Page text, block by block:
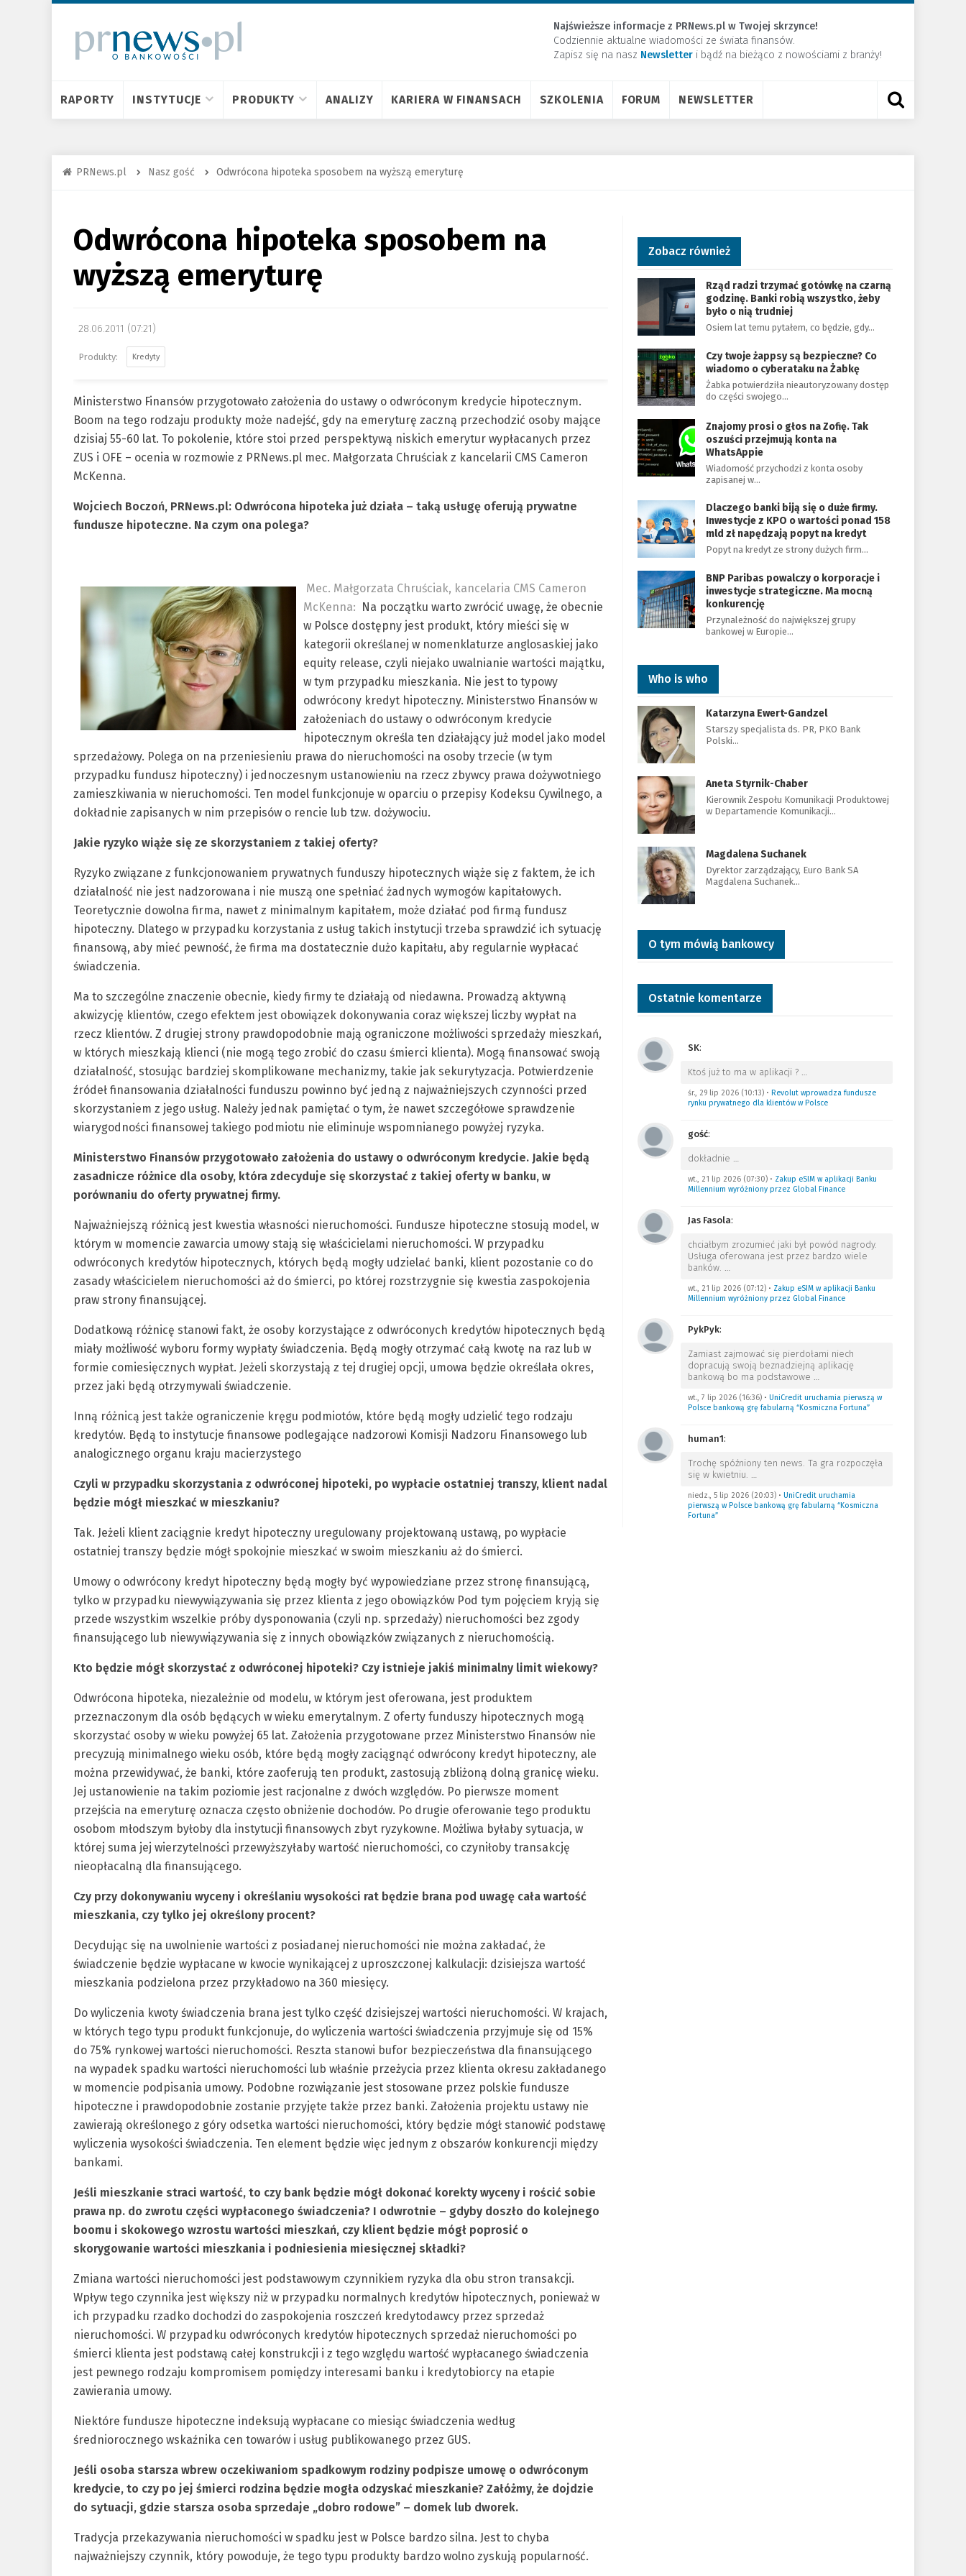
Najświeższe informacje z PRNews.pl w Twojej skrzynce!
Codziennie aktualne wiadomości ze świata finansów.
Zapisz się na nasz Newsletter ​i bądź na bieżąco z nowościami z branży!
RAPORTY INSTYTUCJE PRODUKTY ANALIZY KARIERA W FINANSACH SZKOLENIA FORUM NEWSLETTER
PRNews.pl Nasz gość Odwrócona hipoteka sposobem na wyższą emeryturę
Odwrócona hipoteka sposobem na
wyższą emeryturę
28.06.2011 (07:21)
Kredyty
Ministerstwo Finansów przygotowało założenia do ustawy o odwróconym kredycie hipotecznym.
Boom na tego rodzaju produkty może nadejść, gdy na emeryturę zaczną przechodzić osoby mające
dzisiaj 55-60 lat. To pokolenie, które stoi przed perspektywą niskich emerytur wypłacanych przez
ZUS i OFE – ocenia w rozmowie z PRNews.pl mec. Małgorzata Chruściak z kancelarii CMS Cameron
McKenna.
Wojciech Boczoń, PRNews.pl: Odwrócona hipoteka już działa – taką usługę oferują prywatne
fundusze hipoteczne. Na czym ona polega?
Mec. Małgorzata Chruściak, kancelaria CMS Cameron
McKenna: Na początku warto zwrócić uwagę, że obecnie
w Polsce dostępny jest produkt, który mieści się w
kategorii określanej w nomenklaturze anglosaskiej jako
equity release, czyli niejako uwalnianie wartości majątku,
w tym przypadku mieszkania. Nie jest to typowy
odwrócony kredyt hipoteczny. Ministerstwo Finansów w
założeniach do ustawy o odwróconym kredycie
hipotecznym określa ten działający już model jako model
sprzedażowy. Polega on na przeniesieniu prawa do nieruchomości na osoby trzecie (w tym
przypadku fundusz hipoteczny) i jednoczesnym ustanowieniu na rzecz zbywcy prawa dożywotniego
zamieszkiwania w nieruchomości. Ten model funkcjonuje w oparciu o przepisy Kodeksu Cywilnego, a
dokładnie zapisanych w nim przepisów o rencie lub tzw. dożywociu.
Jakie ryzyko wiąże się ze skorzystaniem z takiej oferty?
Ryzyko związane z funkcjonowaniem prywatnych funduszy hipotecznych wiąże się z faktem, że ich
działalność nie jest nadzorowana i nie muszą one spełniać żadnych wymogów kapitałowych.
Teoretycznie dowolna firma, nawet z minimalnym kapitałem, może działać pod firmą fundusz
hipoteczny. Dlatego w przypadku korzystania z usług takich instytucji trzeba sprawdzić ich sytuację
finansową, aby mieć pewność, że firma ma dostatecznie dużo kapitału, aby regularnie wypłacać
świadczenia.
Ma to szczególne znaczenie obecnie, kiedy firmy te działają od niedawna. Prowadzą aktywną
akwizycję klientów, czego efektem jest obowiązek dokonywania coraz większej liczby wypłat na
rzecz klientów. Z drugiej strony prawdopodobnie mają ograniczone możliwości sprzedaży mieszkań,
w których mieszkają klienci (nie mogą tego zrobić do czasu śmierci klienta). Mogą finansować swoją
działalność, stosując bardziej skomplikowane mechanizmy, takie jak sekurytyzacja. Potwierdzenie
źródeł finansowania działalności funduszu powinno być jedną z najważniejszych czynności przed
skorzystaniem z jego usług. Należy jednak pamiętać o tym, że nawet szczegółowe sprawdzenie
wiarygodności finansowej takiego podmiotu nie eliminuje wspomnianego powyżej ryzyka.
Ministerstwo Finansów przygotowało założenia do ustawy o odwróconym kredycie. Jakie będą
zasadnicze różnice dla osoby, która zdecyduje się skorzystać z takiej oferty w banku, w
porównaniu do oferty prywatnej firmy.
Najważniejszą różnicą jest kwestia własności nieruchomości. Fundusze hipoteczne stosują model, w
którym w momencie zawarcia umowy stają się właścicielami nieruchomości. W przypadku
odwróconych kredytów hipotecznych, których będą mogły udzielać banki, klient pozostanie co do
zasady właścicielem nieruchomości aż do śmierci, po której rozstrzygnie się kwestia zaspokojenia
praw strony finansującej.
Dodatkową różnicę stanowi fakt, że osoby korzystające z odwróconych kredytów hipotecznych będą
miały możliwość wyboru formy wypłaty świadczenia. Będą mogły otrzymać całą kwotę na raz lub w
formie comiesięcznych wypłat. Jeżeli skorzystają z tej drugiej opcji, umowa będzie określała okres,
przez jaki będą otrzymywali świadczenie.
Inną różnicą jest także ograniczenie kręgu podmiotów, które będą mogły udzielić tego rodzaju
kredytów. Będą to instytucje finansowe podlegające nadzorowi Komisji Nadzoru Finansowego lub
analogicznego organu kraju macierzystego
Czyli w przypadku skorzystania z odwróconej hipoteki, po wypłacie ostatniej transzy, klient nadal
będzie mógł mieszkać w mieszkaniu?
Tak. Jeżeli klient zaciągnie kredyt hipoteczny uregulowany projektowaną ustawą, po wypłacie
ostatniej transzy będzie mógł spokojnie mieszkać w swoim mieszkaniu aż do śmierci.
Umowy o odwrócony kredyt hipoteczny będą mogły być wypowiedziane przez stronę finansującą,
tylko w przypadku niewywiązywania się przez klienta z jego obowiązków Pod tym pojęciem kryją się
przede wszystkim wszelkie próby dysponowania (czyli np. sprzedaży) nieruchomości bez zgody
finansującego lub niewywiązywania się z innych obowiązków związanych z nieruchomością.
Kto będzie mógł skorzystać z odwróconej hipoteki? Czy istnieje jakiś minimalny limit wiekowy?
Odwrócona hipoteka, niezależnie od modelu, w którym jest oferowana, jest produktem
przeznaczonym dla osób będących w wieku emerytalnym. Z oferty funduszy hipotecznych mogą
skorzystać osoby w wieku powyżej 65 lat. Założenia przygotowane przez Ministerstwo Finansów nie
precyzują minimalnego wieku osób, które będą mogły zaciągnąć odwrócony kredyt hipoteczny, ale
można przewidywać, że banki, które zaoferują ten produkt, zastosują zbliżoną dolną granicę wieku.
Jej ustanowienie na takim poziomie jest racjonalne z dwóch względów. Po pierwsze moment
przejścia na emeryturę oznacza często obniżenie dochodów. Po drugie oferowanie tego produktu
osobom młodszym byłoby dla instytucji finansowych zbyt ryzykowne. Możliwa byłaby sytuacja, w
której suma jej wierzytelności przewyższyłaby wartość nieruchomości, co czyniłoby transakcję
nieopłacalną dla finansującego.
Czy przy dokonywaniu wyceny i określaniu wysokości rat będzie brana pod uwagę cała wartość
mieszkania, czy tylko jej określony procent?
Decydując się na uwolnienie wartości z posiadanej nieruchomości nie można zakładać, że
świadczenie będzie wypłacane w kwocie wynikającej z uproszczonej kalkulacji: dzisiejsza wartość
mieszkania podzielona przez przykładowo na 360 miesięcy.
Do wyliczenia kwoty świadczenia brana jest tylko część dzisiejszej wartości nieruchomości. W krajach,
w których tego typu produkt funkcjonuje, do wyliczenia wartości świadczenia przyjmuje się od 15%
do 75% rynkowej wartości nieruchomości. Reszta stanowi bufor bezpieczeństwa dla finansującego
na wypadek spadku wartości nieruchomości lub właśnie przeżycia przez klienta okresu zakładanego
w momencie podpisania umowy. Podobne rozwiązanie jest stosowane przez polskie fundusze
hipoteczne i prawdopodobnie zostanie przyjęte także przez banki. Założenia projektu ustawy nie
zawierają określonego z góry odsetka wartości nieruchomości, który będzie mógł stanowić podstawę
wyliczenia wysokości świadczenia. Ten element będzie więc jednym z obszarów konkurencji między
bankami.
Jeśli mieszkanie straci wartość, to czy bank będzie mógł dokonać korekty wyceny i rościć sobie
prawa np. do zwrotu części wypłaconego świadczenia? I odwrotnie – gdyby doszło do kolejnego
boomu i skokowego wzrostu wartości mieszkań, czy klient będzie mógł poprosić o
skorygowanie wartości mieszkania i podniesienia miesięcznej składki?
Zmiana wartości nieruchomości jest podstawowym czynnikiem ryzyka dla obu stron transakcji.
Wpływ tego czynnika jest większy niż w przypadku normalnych kredytów hipotecznych, ponieważ w
ich przypadku rzadko dochodzi do zaspokojenia roszczeń kredytodawcy przez sprzedaż
nieruchomości. W przypadku odwróconych kredytów hipotecznych sprzedaż nieruchomości po
śmierci klienta jest podstawą całej konstrukcji i z tego względu wartość wypłacanego świadczenia
jest pewnego rodzaju kompromisem pomiędzy interesami banku i kredytobiorcy na etapie
zawierania umowy.
Niektóre fundusze hipoteczne indeksują wypłacane co miesiąc świadczenia według
średniorocznego wskaźnika cen towarów i usług publikowanego przez GUS.
Jeśli osoba starsza wbrew oczekiwaniom spadkowym rodziny podpisze umowę o odwróconym
kredycie, to czy po jej śmierci rodzina będzie mogła odzyskać mieszkanie? Załóżmy, że dojdzie
do sytuacji, gdzie starsza osoba sprzedaje „dobro rodowe” – domek lub dworek.
Tradycja przekazywania nieruchomości w spadku jest w Polsce bardzo silna. Jest to chyba
najważniejszy czynnik, który powoduje, że tego typu produkty bardzo wolno zyskują popularność.
Zobacz również
Rząd radzi trzymać gotówkę na czarną
godzinę. Banki robią wszystko, żeby
było o nią trudniej
Osiem lat temu pytałem, co będzie, gdy…
Czy twoje żappsy są bezpieczne? Co
wiadomo o cyberataku na Żabkę
Żabka potwierdziła nieautoryzowany dostęp
do części swojego…
Znajomy prosi o głos na Zofię. Tak
oszuści przejmują konta na
WhatsAppie
Wiadomość przychodzi z konta osoby
zapisanej w…
Dlaczego banki biją się o duże firmy.
Inwestycje z KPO o wartości ponad 158
mld zł napędzają popyt na kredyt
Popyt na kredyt ze strony dużych firm…
BNP Paribas powalczy o korporacje i
inwestycje strategiczne. Ma mocną
konkurencję
Przynależność do największej grupy
bankowej w Europie…
Who is who
Katarzyna Ewert-Gandzel
Starszy specjalista ds. PR, PKO Bank
Polski…
Aneta Styrnik-Chaber
Kierownik Zespołu Komunikacji Produktowej
w Departamencie Komunikacji…
Magdalena Suchanek
Dyrektor zarządzający, Euro Bank SA
Magdalena Suchanek…
O tym mówią bankowcy
Ostatnie komentarze
SK:
Ktoś już to ma w aplikacji ? …
śr., 29 lip 2026 (10:13)• Revolut wprowadza fundusze
rynku prywatnego dla klientów w Polsce
gość:
dokładnie …
wt., 21 lip 2026 (07:30)• Zakup eSIM w aplikacji Banku
Millennium wyróżniony przez Global Finance
Jas Fasola:
chciałbym zrozumieć jaki był powód nagrody.
Usługa oferowana jest przez bardzo wiele
banków. …
wt., 21 lip 2026 (07:12)• Zakup eSIM w aplikacji Banku
Millennium wyróżniony przez Global Finance
PykPyk:
Zamiast zajmować się pierdołami niech
dopracują swoją beznadziejną aplikację
bankową bo ma podstawowe …
wt., 7 lip 2026 (16:36)• UniCredit uruchamia pierwszą w
Polsce bankową grę fabularną “Kosmiczna Fortuna”
human1:
Trochę spóźniony ten news. Ta gra rozpoczęła
się w kwietniu. …
niedz., 5 lip 2026 (20:03)• UniCredit uruchamia
pierwszą w Polsce bankową grę fabularną “Kosmiczna
Fortuna”